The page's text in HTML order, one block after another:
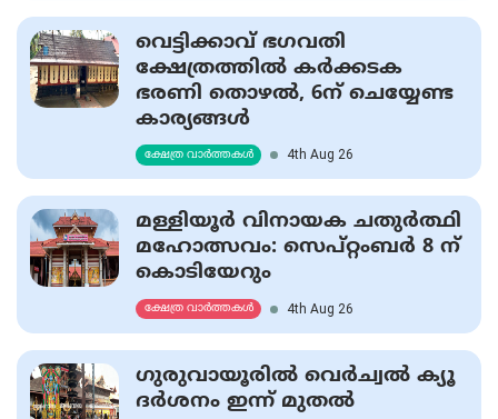
വെട്ടിക്കാവ് ഭഗവതി
ക്ഷേത്രത്തില്‍ കര്‍ക്കടക
ഭരണി തൊഴല്‍, 6ന് ചെയ്യേണ്ട
കാര്യങ്ങള്‍
ക്ഷേത്ര വാർത്തകൾ 4th Aug 26
മള്ളിയൂര്‍ വിനായക ചതുര്‍ത്ഥി
മഹോത്സവം: സെപ്റ്റംബര്‍ 8 ന്
കൊടിയേറും
ക്ഷേത്ര വാർത്തകൾ 4th Aug 26
ഗുരുവായൂരില്‍ വെര്‍ച്വല്‍ ക്യൂ
ദര്‍ശനം ഇന്ന് മുതല്‍